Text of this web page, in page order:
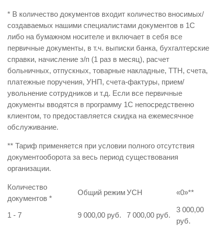
* В количество документов входит количество вносимых/
создаваемых нашими специалистами документов в 1С
либо на бумажном носителе и включает в себя все
первичные документы, в т.ч. выписки банка, бухгалтерские
справки, начисление з/п (1 раз в месяц), расчет
больничных, отпускных, товарные накладные, ТТН, счета,
платежные поручения, УНП, счета-фактуры, прием/
увольнение сотрудников и т.д. Если все первичные
документы вводятся в программу 1С непосредственно
клиентом, то предоставляется скидка на ежемесячное
обслуживание.
** Тариф применяется при условии полного отсутствия
документооборота за весь период существования
организации.
Количество
документов *
Общий режимУСН «0»**
1 - 7 9 000,00 руб. 7 000,00 руб.
3 000,00
руб.